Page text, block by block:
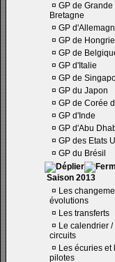
¤ GP de Grande
Bretagne
¤ GP
¤ GP de Hongrie
¤ GP de
¤ GP d'Italie
¤ GP de
¤ GP du Japon
¤ GP de Corée
¤ GP d'Inde
¤ GP d'Abu
¤ GP des Etats
¤ GP du Brésil
Saison 2013
¤ Les
évolutions
¤ Les transferts
¤ Le calendrier /
circuits
¤ Les écuries et
pilotes